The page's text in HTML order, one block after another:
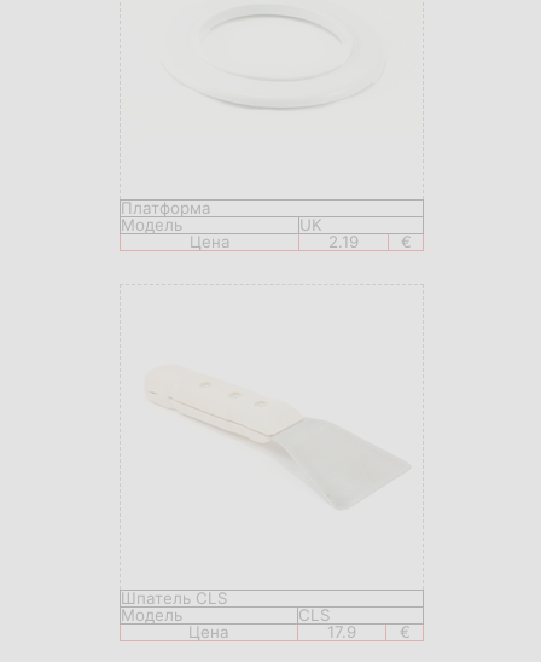
Платформа
Модель
UK
Цена
2.19 €
Шпатель CLS
Модель
CLS
Цена
17.9 €